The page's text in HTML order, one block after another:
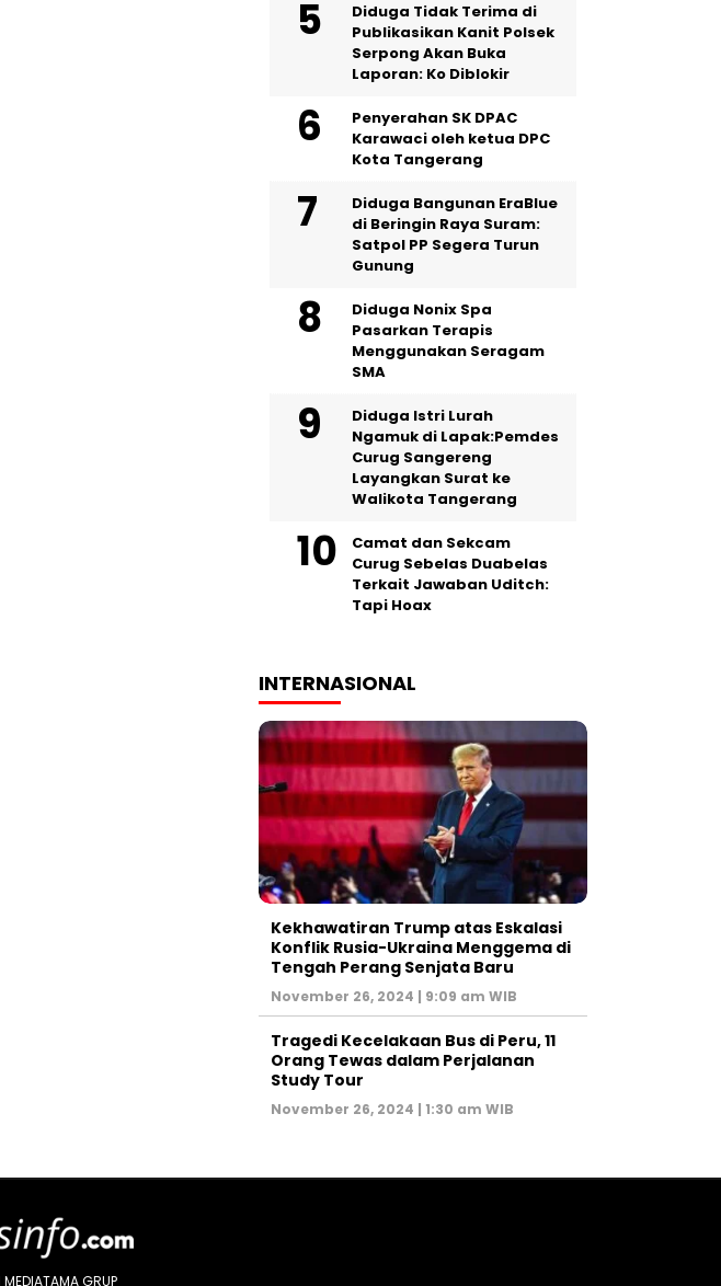
Diduga Tidak Terima di
Publikasikan Kanit Polsek
Serpong Akan Buka
Laporan: Ko Diblokir
Penyerahan SK DPAC
Karawaci oleh ketua DPC
Kota Tangerang
Diduga Bangunan EraBlue
di Beringin Raya Suram:
Satpol PP Segera Turun
Gunung
‎Diduga Nonix Spa
Pasarkan Terapis
Menggunakan Seragam
SMA
‎Diduga Istri Lurah
Ngamuk di Lapak:Pemdes
Curug Sangereng
Layangkan Surat ke
Walikota Tangerang
Camat dan Sekcam
Curug Sebelas Duabelas
Terkait Jawaban Uditch:
Tapi Hoax
INTERNASIONAL
Kekhawatiran Trump atas Eskalasi
Konflik Rusia-Ukraina Menggema di
Tengah Perang Senjata Baru
November 26, 2024 | 9:09 am WIB
Tragedi Kecelakaan Bus di Peru, 11
Orang Tewas dalam Perjalanan
Study Tour
November 26, 2024 | 1:30 am WIB
GRUP